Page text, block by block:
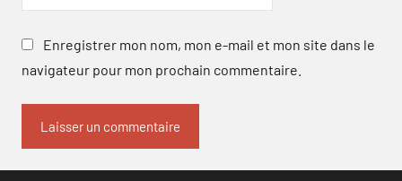
Enregistrer mon nom, mon e-mail et mon site dans le
navigateur pour mon prochain commentaire.